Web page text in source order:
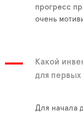
прогресс
очень
Какой
для первых
Для начала